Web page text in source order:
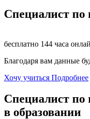
Специалист по
бесплатно 144 часа
Благодаря вам данные
Хочу учиться Подробнее
Специалист по
в образовании